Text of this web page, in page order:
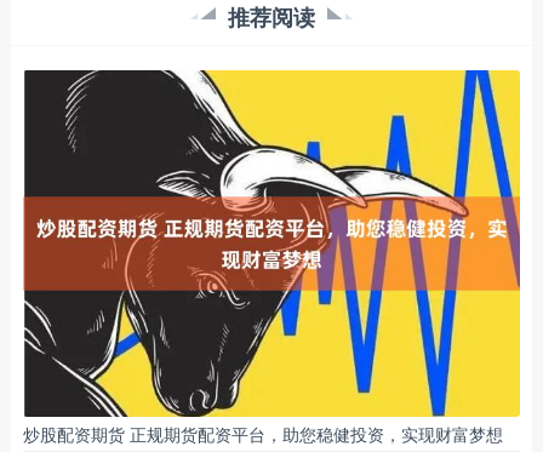
推荐阅读
炒股配资期货 正规期货配资平台，助您稳健投资，实现财富梦想